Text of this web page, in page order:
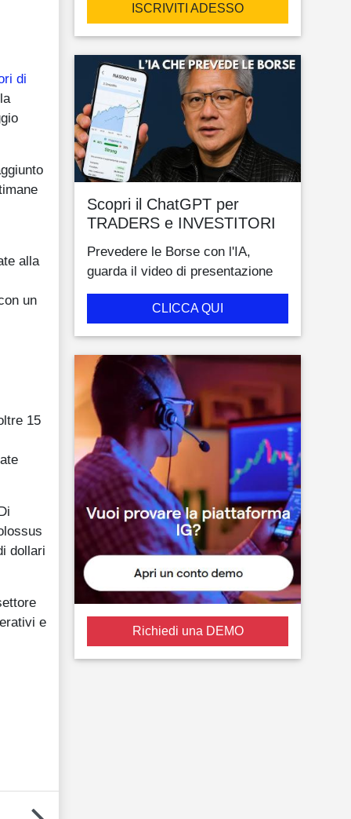
di
alla
un
15
dollari
e
ISCRIVITI ADESSO
Scopri il ChatGPT per
TRADERS e INVESTITORI
Prevedere le Borse con l'IA,
guarda il video di presentazione
CLICCA QUI
Richiedi una DEMO